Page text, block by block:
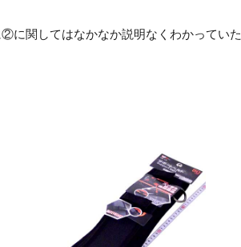
関してはなかなか説明なくわかってい